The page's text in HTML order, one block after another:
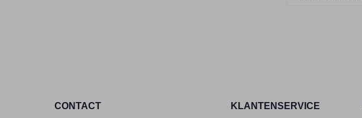
CONTACT KLANTENSERVICE